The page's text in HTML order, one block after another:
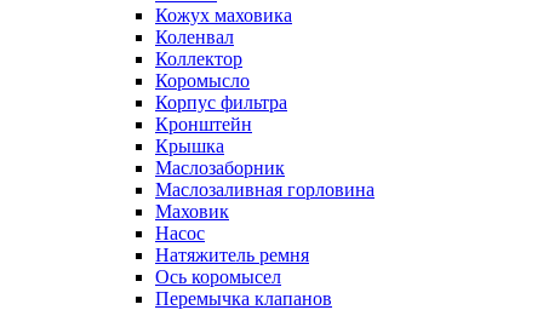
Кожух маховика
Коленвал
Коллектор
Коромысло
Корпус фильтра
Кронштейн
Крышка
Маслозаборник
Маслозаливная горловина
Маховик
Насос
Натяжитель ремня
Ось коромысел
Перемычка клапанов